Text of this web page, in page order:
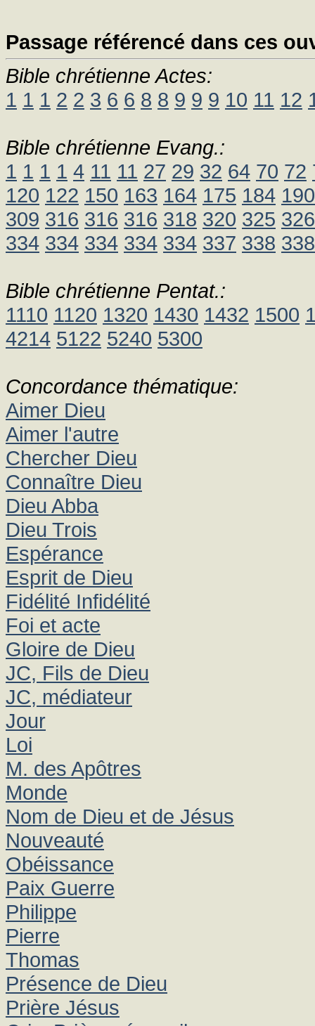
Passage référencé dans ces
Bible chrétienne Actes:
1 1 1 2 2 3 6 6 8 8 9 9 9 10 11 12
Bible chrétienne Evang.:
1 1 1 1 4 11 11 27 29 32 64 70 72
120 122 150 163 164 175 184 190
309 316 316 316 318 320 325 326
334 334 334 334 334 337 338 338
Bible chrétienne Pentat.:
1110 1120 1320 1430 1432 1500
4214 5122 5240 5300
Concordance thématique:
Aimer Dieu
Aimer l'autre
Chercher Dieu
Connaître Dieu
Dieu Abba
Dieu Trois
Espérance
Esprit de Dieu
Fidélité Infidélité
Foi et acte
Gloire de Dieu
JC, Fils de Dieu
JC, médiateur
Jour
Loi
M. des Apôtres
Monde
Nom de Dieu et de Jésus
Nouveauté
Obéissance
Paix Guerre
Philippe
Pierre
Thomas
Présence de Dieu
Prière Jésus